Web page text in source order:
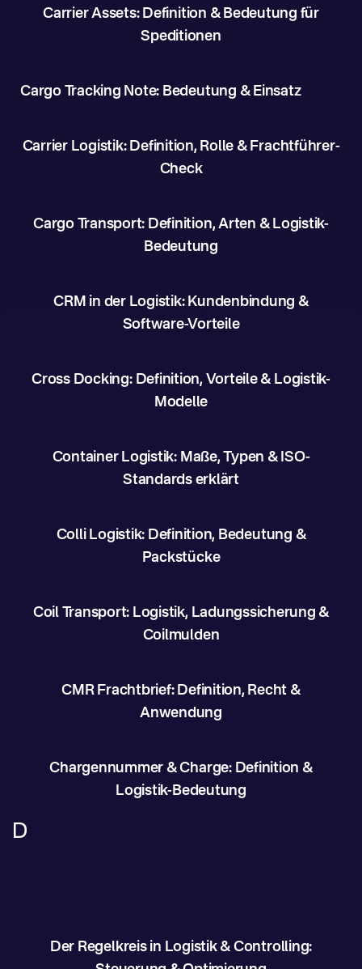
Carrier Assets: Definition & Bedeutung für
Speditionen
Cargo Tracking Note: Bedeutung & Einsatz
Carrier Logistik: Definition, Rolle & Frachtführer-
Check
Cargo Transport: Definition, Arten & Logistik-
Bedeutung
CRM in der Logistik: Kundenbindung &
Software-Vorteile
Cross Docking: Definition, Vorteile & Logistik-
Modelle
Container Logistik: Maße, Typen & ISO-
Standards erklärt
Colli Logistik: Definition, Bedeutung &
Packstücke
Coil Transport: Logistik, Ladungssicherung &
Coilmulden
CMR Frachtbrief: Definition, Recht &
Anwendung
Chargennummer & Charge: Definition &
Logistik-Bedeutung
D
Der Regelkreis in Logistik & Controlling: